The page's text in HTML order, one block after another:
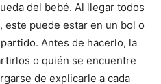
del bebé. Al llegar todos
este puede estar en un bol o
Antes de hacerlo, la
o quién se encuentre
de explicarle a cada